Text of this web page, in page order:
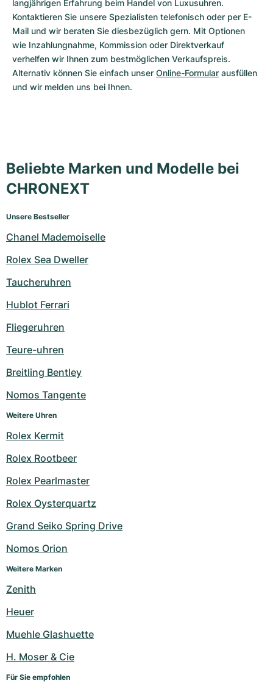
langjährigen Erfahrung beim Handel von Luxusuhren.
Kontaktieren Sie unsere Spezialisten telefonisch oder per E-
Mail und wir beraten Sie diesbezüglich gern. Mit Optionen
wie Inzahlungnahme, Kommission oder Direktverkauf
verhelfen wir Ihnen zum bestmöglichen Verkaufspreis.
Alternativ können Sie einfach unser Online-Formular ausfüllen
und wir melden uns bei Ihnen.
Beliebte Marken und Modelle bei
CHRONEXT
Unsere Bestseller
Chanel Mademoiselle
Rolex Sea Dweller
Taucheruhren
Hublot Ferrari
Fliegeruhren
Teure-uhren
Breitling Bentley
Nomos Tangente
Weitere Uhren
Rolex Kermit
Rolex Rootbeer
Rolex Pearlmaster
Rolex Oysterquartz
Grand Seiko Spring Drive
Nomos Orion
Weitere Marken
Zenith
Heuer
Muehle Glashuette
H. Moser & Cie
Für Sie empfohlen